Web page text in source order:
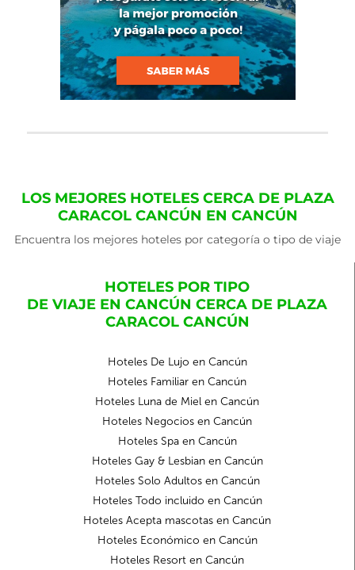
LOS MEJORES HOTELES CERCA DE PLAZA
CARACOL CANCÚN EN CANCÚN
Encuentra los mejores hoteles por categoría o tipo de viaje
HOTELES POR TIPO
DE VIAJE EN CANCÚN CERCA DE PLAZA
CARACOL CANCÚN
Hoteles De Lujo en Cancún
Hoteles Familiar en Cancún
Hoteles Luna de Miel en Cancún
Hoteles Negocios en Cancún
Hoteles Spa en Cancún
Hoteles Gay & Lesbian en Cancún
Hoteles Solo Adultos en Cancún
Hoteles Todo incluido en Cancún
Hoteles Acepta mascotas en Cancún
Hoteles Económico en Cancún
Hoteles Resort en Cancún